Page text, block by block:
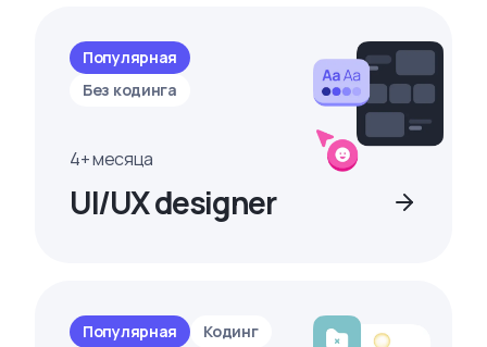
Популярная
Без кодинга
4+ месяца
UI/UX designer
Популярная Кодинг